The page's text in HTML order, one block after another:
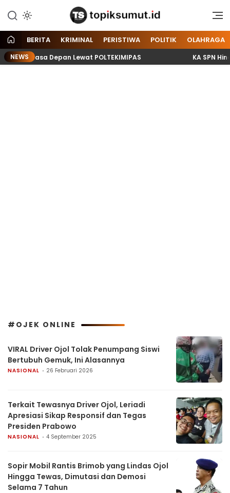
Topik Sumut
Memberitakan Seputar
dan Nasional
BERITA KRIMINAL PERISTIWA POLITIK OLAHRAGA
NEWS
Masa Depan Lewat POLTEKIMIPAS KA SPN Hinai
#OJEK ONLINE
VIRAL Driver Ojol Tolak Penumpang Siswi
Bertubuh Gemuk, Ini Alasannya
NASIONAL 26 Februari 2026
Terkait Tewasnya Driver Ojol, Leriadi
Apresiasi Sikap Responsif dan Tegas
Presiden Prabowo
NASIONAL 4 September 2025
Sopir Mobil Rantis Brimob yang Lindas Ojol
Hingga Tewas, Dimutasi dan Demosi
Selama 7 Tahun